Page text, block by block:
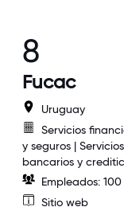
8
Fucac
Uruguay
Servicios
y seguros | Servicios
bancarios y
Empleados: 100
Sitio web